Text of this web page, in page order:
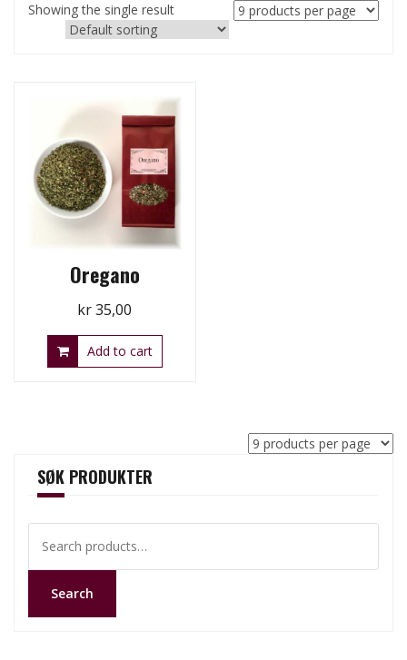
Showing the single result
Oregano
kr35,00
Add to cart
SØK PRODUKTER
for:
Search